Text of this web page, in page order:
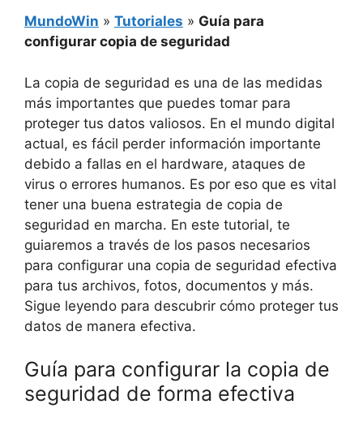
MundoWin » Tutoriales » Guía para
configurar copia de seguridad
La copia de seguridad es una de las medidas
más importantes que puedes tomar para
proteger tus datos valiosos. En el mundo digital
actual, es fácil perder información importante
debido a fallas en el hardware, ataques de
virus o errores humanos. Es por eso que es vital
tener una buena estrategia de copia de
seguridad en marcha. En este tutorial, te
guiaremos a través de los pasos necesarios
para configurar una copia de seguridad efectiva
para tus archivos, fotos, documentos y más.
Sigue leyendo para descubrir cómo proteger tus
datos de manera efectiva.
Guía para configurar la copia de
seguridad de forma efectiva